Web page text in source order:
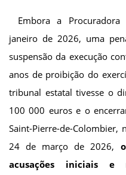
Embora a
janeiro de 2026, uma
suspensão da execução
anos de proibição do
tribunal estatal tivesse o
100 000 euros e o
Saint-Pierre-de-
24 de março de 2026,
acusações iniciais